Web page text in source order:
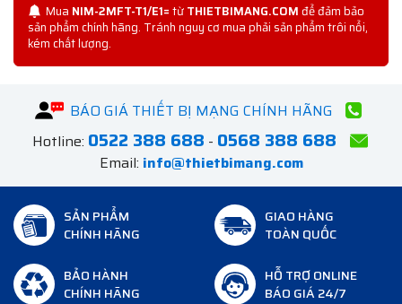
Mua NIM-2MFT-T1/E1=từTHIETBIMANG.COMđể đảm bảo
sản phẩm chính hãng. Tránh nguy cơ mua phải sản phẩm trôi nổi,
kém chất lượng.
BÁO GIÁ THIẾT BỊ MẠNG CHÍNH HÃNG
Hotline: 0522 388 688 - 0568 388 688
Email: info@thietbimang.com
SẢN PHẨM
CHÍNH HÃNG
GIAO HÀNG
TOÀN QUỐC
BẢO HÀNH
CHÍNH HÃNG
HỖ TRỢ ONLINE
BÁO GIÁ 24/7